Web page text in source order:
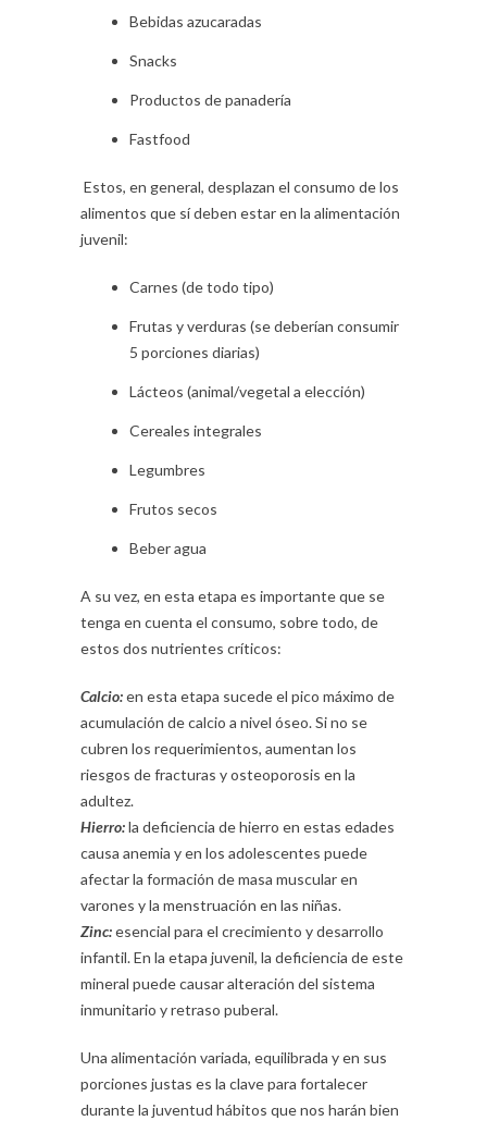
Bebidas azucaradas
Snacks
Productos de panadería
Fastfood
Estos, en general, desplazan el consumo de los
alimentos que sí deben estar en la alimentación
juvenil:
Carnes (de todo tipo)
Frutas y verduras (se deberían consumir
5 porciones diarias)
Lácteos (animal/vegetal a elección)
Cereales integrales
Legumbres
Frutos secos
Beber agua
A su vez, en esta etapa es importante que se
tenga en cuenta el consumo, sobre todo, de
estos dos nutrientes críticos:
Calcio:en esta etapa sucede el pico máximo de
acumulación de calcio a nivel óseo. Si no se
cubren los requerimientos, aumentan los
riesgos de fracturas y osteoporosis en la
adultez.
Hierro:la deficiencia de hierro en estas edades
causa anemia y en los adolescentes puede
afectar la formación de masa muscular en
varones y la menstruación en las niñas.
Zinc:esencial para el crecimiento y desarrollo
infantil. En la etapa juvenil, la deficiencia de este
mineral puede causar alteración del sistema
inmunitario y retraso puberal.
Una alimentación variada, equilibrada y en sus
porciones justas es la clave para fortalecer
durante la juventud hábitos que nos harán bien